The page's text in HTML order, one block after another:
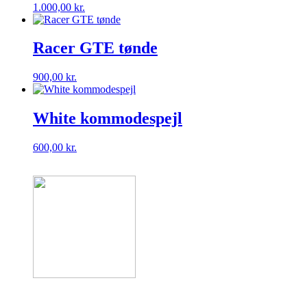
1.000,00 kr.
Racer GTE tønde
900,00 kr.
White kommodespejl
600,00 kr.